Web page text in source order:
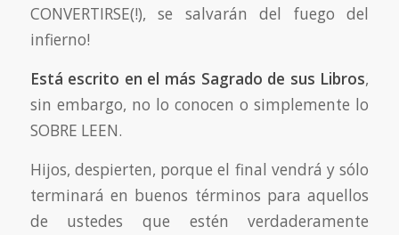
CONVERTIRSE(!), se salvarán del fuego del
infierno!
Está escrito en el más Sagrado de sus Libros,
sin embargo, no lo conocen o simplemente lo
SOBRE LEEN.
Hijos, despierten, porque el final vendrá y sólo
terminará en buenos términos para aquellos
de ustedes que estén verdaderamente